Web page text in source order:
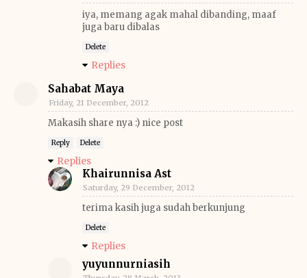
iya, memang agak mahal dibanding, maaf
juga baru dibalas
Delete
Replies
Sahabat Maya
Friday, 21 December, 2012
Makasih share nya :) nice post
Reply Delete
Replies
Khairunnisa Ast
Saturday, 29 December, 2012
terima kasih juga sudah berkunjung
Delete
Replies
yuyunnurniasih